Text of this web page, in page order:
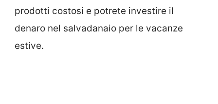
prodotti costosi e potrete investire il
denaro nel salvadanaio per le vacanze
estive.